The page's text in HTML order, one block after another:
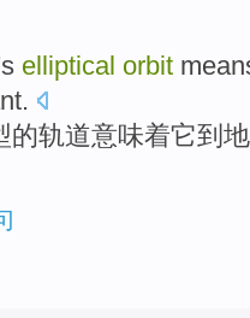
elliptical orbit
的轨道意味着它到